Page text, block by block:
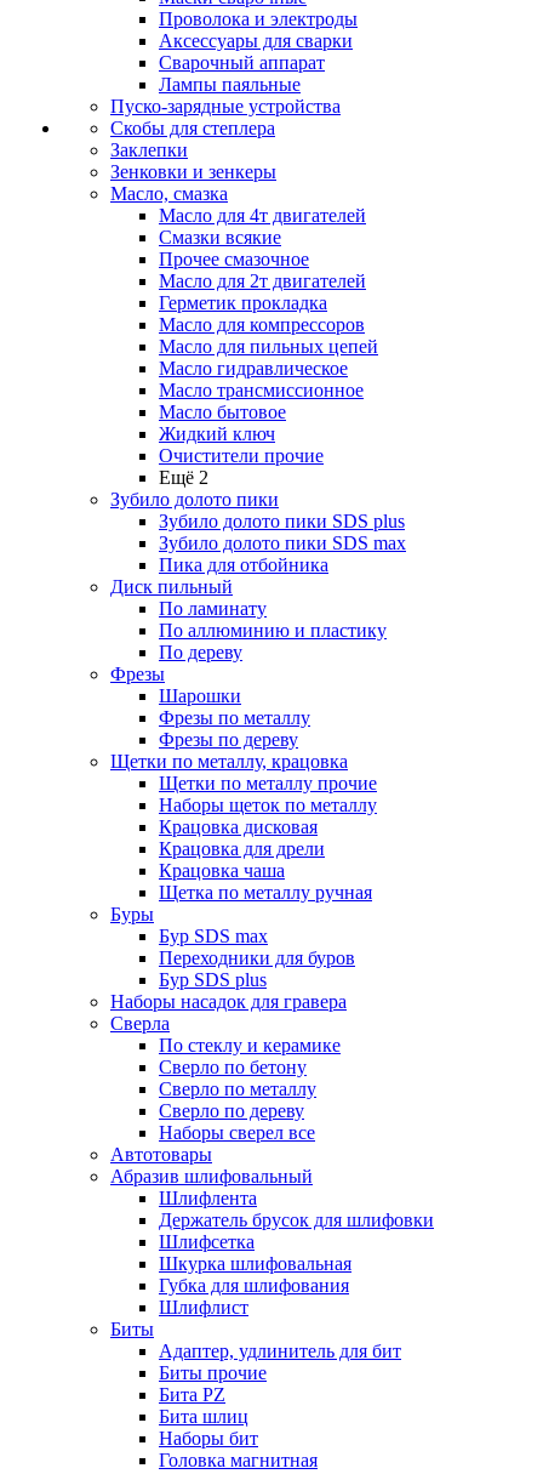
Проволока и электроды
Аксессуары для сварки
Сварочный аппарат
Лампы паяльные
Пуско-зарядные устройства
Скобы для степлера
Заклепки
Зенковки и зенкеры
Масло, смазка
Масло для 4т двигателей
Смазки всякие
Прочее смазочное
Масло для 2т двигателей
Герметик прокладка
Масло для компрессоров
Масло для пильных цепей
Масло гидравлическое
Масло трансмиссионное
Масло бытовое
Жидкий ключ
Очистители прочие
Ещё 2
Зубило долото пики
Зубило долото пики SDS plus
Зубило долото пики SDS max
Пика для отбойника
Диск пильный
По ламинату
По аллюминию и пластику
По дереву
Фрезы
Шарошки
Фрезы по металлу
Фрезы по дереву
Щетки по металлу, крацовка
Щетки по металлу прочие
Наборы щеток по металлу
Крацовка дисковая
Крацовка для дрели
Крацовка чаша
Щетка по металлу ручная
Буры
Бур SDS max
Переходники для буров
Бур SDS plus
Наборы насадок для гравера
Сверла
По стеклу и керамике
Сверло по бетону
Сверло по металлу
Сверло по дереву
Наборы сверел все
Автотовары
Абразив шлифовальный
Шлифлента
Держатель брусок для шлифовки
Шлифсетка
Шкурка шлифовальная
Губка для шлифования
Шлифлист
Биты
Адаптер, удлинитель для бит
Биты прочие
Бита PZ
Бита шлиц
Наборы бит
Головка магнитная